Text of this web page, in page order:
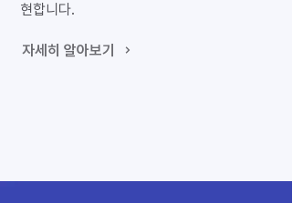
현합니다.
자세히 알아보기